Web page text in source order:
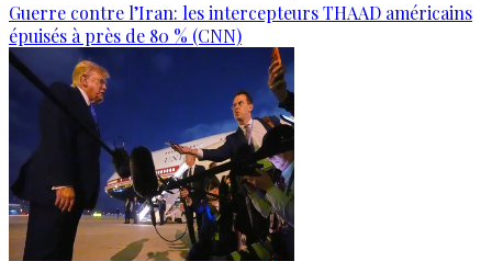
Guerre contre l’Iran: les intercepteurs THAAD américains
épuisés à près de 80 % (CNN)